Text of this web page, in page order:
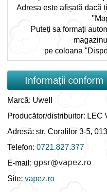
Adresa este afișată dacă
Puteți sa formați
pe coloana
Informații conform
Marcă: Uwell
Producător/distribuitor: LEC
Adresă: str. Coralilor 3-5,
Telefon: 0721.827.377
E-mail:
Site: vapez.ro